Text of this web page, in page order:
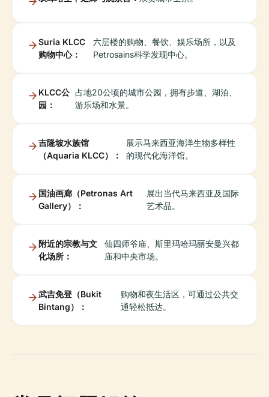
Suria KLCC
购物中心：
六层楼的购物、餐饮、娱乐场所，以及
Petrosains科学发现中心。
KLCC公
园：
占地20公顷的城市公园，拥有步道、湖泊、
游乐场和水景。
吉隆坡水族馆
（Aquaria KLCC）：
展示马来西亚海洋生物多样性
的现代化海洋馆。
国油画廊（Petronas Art
Gallery）：
展出当代马来西亚及国际
艺术品。
附近的宗教与文
化场所：
仙四师爷庙、斯里玛哈玛丽安曼兴都
庙和中央市场。
武吉免登（Bukit
Bintang）：
购物和夜生活区，可通过公共交
通轻松抵达。